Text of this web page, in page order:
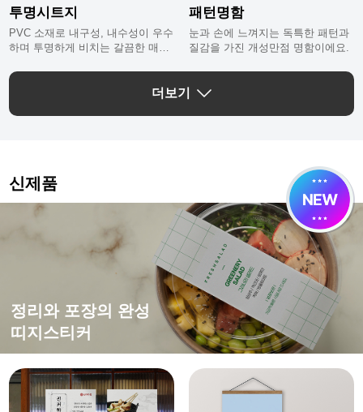
투명시트지
PVC 소재로 내구성, 내수성이 우수
하며 투명하게 비치는 갈끔한 매력
패턴명함
눈과 손에 느껴지는 독특한 패턴과
질감을 가진 개성만점 명함이에요.
더보기
신제품
떨어지지 않는 강한 접착력
특수초강접스티커
평범한 엽서에 감성을 더하면?
캔버스엽서
홍보,이벤트에 효과적인
모양엽서
정리와 포장의 완성
띠지스티커